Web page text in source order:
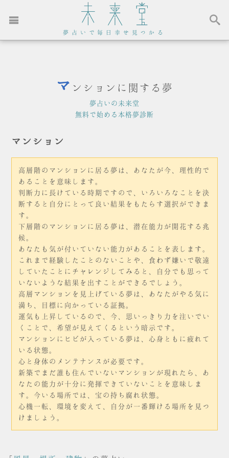
夢占いで毎日幸せ見つかる
マ ンションに関する夢
夢占いの未来堂
無料で始める本格夢診断
マンション
高層階のマンションに居る夢は、あなたが今、理性的で
あることを意味します。
判断力に長けている時期ですので、いろいろなことを決
断すると自分にとって良い結果をもたらす選択ができま
す。
下層階のマンションに居る夢は、潜在能力が開花する兆
候。
あなたも気が付いていない能力があることを表します。
これまで経験したことのないことや、食わず嫌いで敬遠
していたことにチャレンジしてみると、自分でも思って
いないような結果を出すことができるでしょう。
高層マンションを見上げている夢は、あなたがやる気に
満ち、目標に向かっている証拠。
運気も上昇しているので、今、思いっきり力を注いでい
くことで、希望が見えてくるという暗示です。
マンションにヒビが入っている夢は、心身ともに疲れて
いる状態。
心と身体のメンテナンスが必要です。
新築でまだ誰も住んでいないマンションが現れたら、あ
なたの能力が十分に発揮できていないことを意味しま
す。今いる場所では、宝の持ち腐れ状態。
心機一転、環境を変えて、自分が一番輝ける場所を見つ
けましょう。